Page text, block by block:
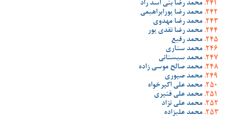
محمد رضا بنی اسد راد
محمد رضا پورابراهیمی
محمد رضا مهدوی
محمد رضا نقدی پور
محمد رفیع
محمد ستاری
محمد سیستانی
محمد صالح موسی زاده
محمد صبوری
محمد علی اکبرخواه
محمد علی قنبری
محمد علی نژاد
محمد علیزاده